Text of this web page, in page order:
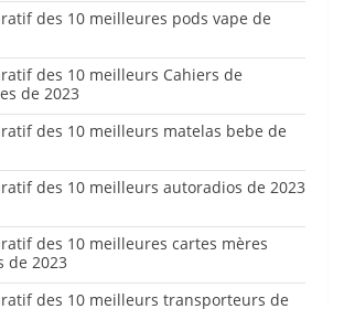
des 10 meilleures pods vape de
des 10 meilleurs Cahiers de
de 2023
des 10 meilleurs matelas bebe de
des 10 meilleurs autoradios de 2023
des 10 meilleures cartes mères
de 2023
des 10 meilleurs transporteurs de